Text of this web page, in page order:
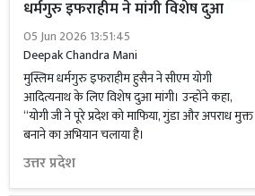
धर्मगुरु इफराहीम ने मांगी विशेष दुआ
05 Jun 2026 13:51:45
Deepak Chandra Mani
मुस्लिम धर्मगुरु इफराहीम हुसैन ने सीएम योगी
आदित्यनाथ के लिए विशेष दुआ मांगी। उन्होंने कहा,
“योगी जी ने पूरे प्रदेश को माफिया, गुंडा और अपराध मुक्त
बनाने का अभियान चलाया है।
उत्तर प्रदेश